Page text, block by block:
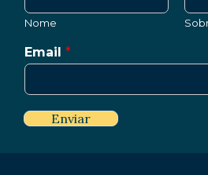
Nome
Email *
Enviar